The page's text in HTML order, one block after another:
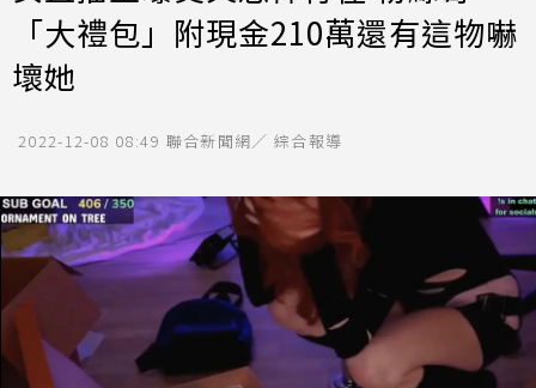
「大禮包」附現金210萬還有這物嚇
壞她
2022-12-08 08:49 聯合新聞網／ 綜合報導